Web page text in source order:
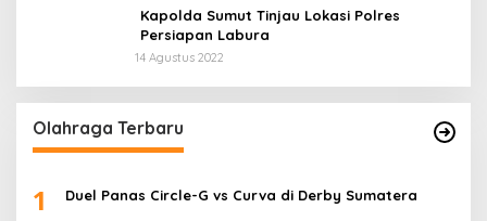
Kapolda Sumut Tinjau Lokasi Polres
Persiapan Labura
14 Agustus 2022
Olahraga Terbaru
1 Duel Panas Circle-G vs Curva di Derby Sumatera